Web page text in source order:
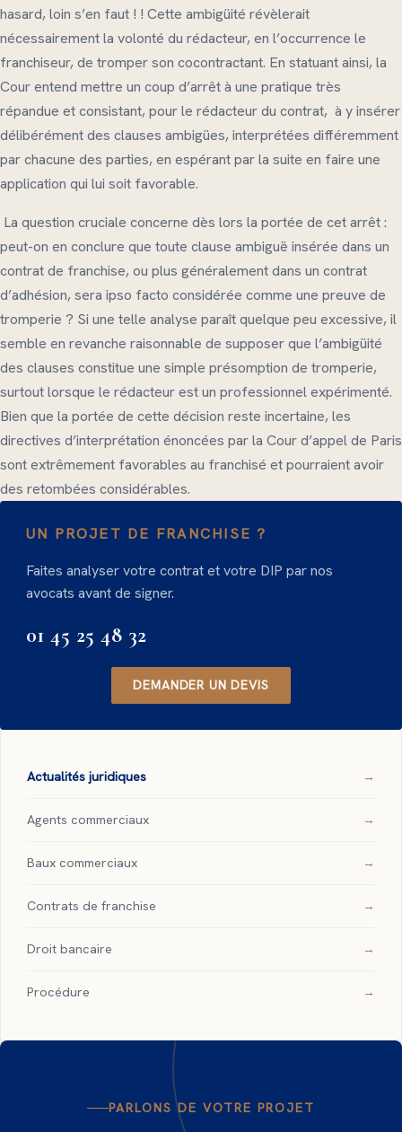
hasard, loin s’en faut ! ! Cette ambigüité révèlerait
nécessairement la volonté du rédacteur, en l’occurrence le
franchiseur, de tromper son cocontractant. En statuant ainsi, la
Cour entend mettre un coup d’arrêt à une pratique très
répandue et consistant, pour le rédacteur du contrat, à y insérer
délibérément des clauses ambigües, interprétées différemment
par chacune des parties, en espérant par la suite en faire une
application qui lui soit favorable.
La question cruciale concerne dès lors la portée de cet arrêt :
peut-on en conclure que toute clause ambiguë insérée dans un
contrat de franchise, ou plus généralement dans un contrat
d’adhésion, sera ipso facto considérée comme une preuve de
tromperie ? Si une telle analyse paraît quelque peu excessive, il
semble en revanche raisonnable de supposer que l’ambigüité
des clauses constitue une simple présomption de tromperie,
surtout lorsque le rédacteur est un professionnel expérimenté.
Bien que la portée de cette décision reste incertaine, les
directives d’interprétation énoncées par la Cour d’appel de Paris
sont extrêmement favorables au franchisé et pourraient avoir
des retombées considérables.
UN PROJET DE FRANCHISE ?
Faites analyser votre contrat et votre DIP par nos
avocats avant de signer.
01 45 25 48 32
DEMANDER UN DEVIS
Actualités juridiques
Agents commerciaux
Baux commerciaux
Contrats de franchise
Droit bancaire
Procédure
PARLONS DE VOTRE PROJET